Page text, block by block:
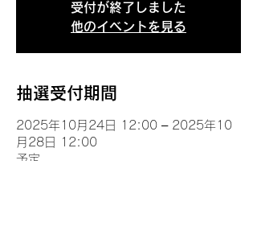
受付が終了しました
他のイベントを見る
抽選受付期間
2025年10月24日 12:00 – 2025年10
月28日 12:00
予定